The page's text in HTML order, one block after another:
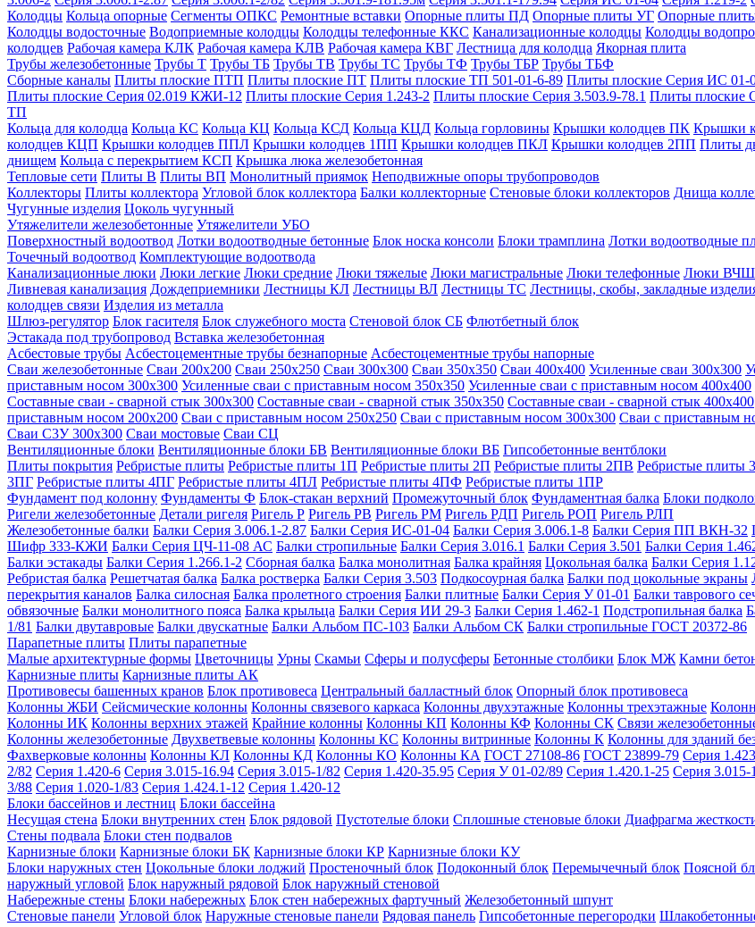
Колодцы Кольца опорные Сегменты ОПКС Ремонтные вставки Опорные плиты ПД Опорные плиты УГ Опорные
Колодцы водосточные Водоприемные колодцы Колодцы телефонные ККС Канализационные колодцы Колодцы
колодцев Рабочая камера КЛК Рабочая камера КЛВ Рабочая камера КВГ Лестница для колодца Якорная плита
Трубы железобетонные Трубы Т Трубы ТБ Трубы ТВ Трубы ТС Трубы ТФ Трубы ТБР Трубы ТБФ
Сборные каналы Плиты плоские ПТП Плиты плоские ПТ Плиты плоские ТП 501-01-6-89 Плиты плоские Серия ИС 01-
Плиты плоские Серия 02.019 КЖИ-12 Плиты плоские Серия 1.243-2 Плиты плоские Серия 3.503.9-78.1 Плиты плоские
ТП
Кольца для колодца Кольца КС Кольца КЦ Кольца КСД Кольца КЦД Кольца горловины Крышки колодцев ПК Крышки
колодцев КЦП Крышки колодцев ППЛ Крышки колодцев 1ПП Крышки колодцев ПКЛ Крышки колодцев 2ПП Плиты
днищем Кольца с перекрытием КСП Крышка люка железобетонная
Тепловые сети Плиты В Плиты ВП Монолитный приямок Неподвижные опоры трубопроводов
Коллекторы Плиты коллектора Угловой блок коллектора Балки коллекторные Стеновые блоки коллекторов Днища
Чугунные изделия Цоколь чугунный
Утяжелители железобетонные Утяжелители УБО
Поверхностный водоотвод Лотки водоотводные бетонные Блок носка консоли Блоки трамплина Лотки водоотводные
Точечный водоотвод Комплектующие водоотвода
Канализационные люки Люки легкие Люки средние Люки тяжелые Люки магистральные Люки телефонные Люки
Ливневая канализация Дождеприемники Лестницы КЛ Лестницы ВЛ Лестницы ТС Лестницы, скобы, закладные
колодцев связи Изделия из металла
Шлюз-регулятор Блок гасителя Блок служебного моста Стеновой блок СБ Флютбетный блок
Эстакада под трубопровод Вставка железобетонная
Асбестовые трубы Асбестоцементные трубы безнапорные Асбестоцементные трубы напорные
Сваи железобетонные Сваи 200х200 Сваи 250х250 Сваи 300х300 Сваи 350х350 Сваи 400х400 Усиленные сваи 300х300
приставным носом 300х300 Усиленные сваи с приставным носом 350х350 Усиленные сваи с приставным носом 400х400
Составные сваи - сварной стык 300х300 Составные сваи - сварной стык 350х350 Составные сваи - сварной стык 400х400
приставным носом 200х200 Сваи с приставным носом 250х250 Сваи с приставным носом 300х300 Сваи с приставным
Сваи С3У 300х300 Сваи мостовые Сваи СЦ
Вентиляционные блоки Вентиляционные блоки БВ Вентиляционные блоки ВБ Гипсобетонные вентблоки
Плиты покрытия Ребристые плиты Ребристые плиты 1П Ребристые плиты 2П Ребристые плиты 2ПВ Ребристые плиты
3ПГ Ребристые плиты 4ПГ Ребристые плиты 4ПЛ Ребристые плиты 4ПФ Ребристые плиты 1ПР
Фундамент под колонну Фундаменты Ф Блок-стакан верхний Промежуточный блок Фундаментная балка Блоки
Ригели железобетонные Детали ригеля Ригель Р Ригель РВ Ригель РМ Ригель РДП Ригель РОП Ригель РЛП
Железобетонные балки Балки Серия 3.006.1-2.87 Балки Серия ИС-01-04 Балки Серия 3.006.1-8 Балки Серия ПП ВКН-32
Шифр 333-КЖИ Балки Серия ЦЧ-11-08 АС Балки стропильные Балки Серия 3.016.1 Балки Серия 3.501 Балки Серия
Балки эстакады Балки Серия 1.266.1-2 Сборная балка Балка монолитная Балка крайняя Цокольная балка Балки Серия
Ребристая балка Решетчатая балка Балка ростверка Балки Серия 3.503 Подкосоурная балка Балки под цокольные экраны
перекрытия каналов Балка силосная Балка пролетного строения Балки плитные Балки Серия У 01-01 Балки таврового
обвязочные Балки монолитного пояса Балка крыльца Балки Серия ИИ 29-3 Балки Серия 1.462-1 Подстропильная балка
1/81 Балки двутавровые Балки двускатные Балки Альбом ПС-103 Балки Альбом СК Балки стропильные ГОСТ 20372-86
Парапетные плиты Плиты парапетные
Малые архитектурные формы Цветочницы Урны Скамьи Сферы и полусферы Бетонные столбики Блок МЖ Камни
Карнизные плиты Карнизные плиты АК
Противовесы башенных кранов Блок противовеса Центральный балластный блок Опорный блок противовеса
Колонны ЖБИ Сейсмические колонны Колонны связевого каркаса Колонны двухэтажные Колонны трехэтажные
Колонны ИК Колонны верхних этажей Крайние колонны Колонны КП Колонны КФ Колонны СК Связи
Колонны железобетонные Двухветвевые колонны Колонны КС Колонны витринные Колонны К Колонны для зданий
Фахверковые колонны Колонны КЛ Колонны КД Колонны КО Колонны КА ГОСТ 27108-86 ГОСТ 23899-79 Серия
2/82 Серия 1.420-6 Серия 3.015-16.94 Серия 3.015-1/82 Серия 1.420-35.95 Серия У 01-02/89 Серия 1.420.1-25 Серия 3.015-
3/88 Серия 1.020-1/83 Серия 1.424.1-12 Серия 1.420-12
Блоки бассейнов и лестниц Блоки бассейна
Несущая стена Блоки внутренних стен Блок рядовой Пустотелые блоки Сплошные стеновые блоки Диафрагма
Стены подвала Блоки стен подвалов
Карнизные блоки Карнизные блоки БК Карнизные блоки КР Карнизные блоки КУ
Блоки наружных стен Цокольные блоки лоджий Простеночный блок Подоконный блок Перемычечный блок Поясной
наружный угловой Блок наружный рядовой Блок наружный стеновой
Набережные стены Блоки набережных Блок стен набережных фартучный Железобетонный шпунт
Стеновые панели Угловой блок Наружные стеновые панели Рядовая панель Гипсобетонные перегородки